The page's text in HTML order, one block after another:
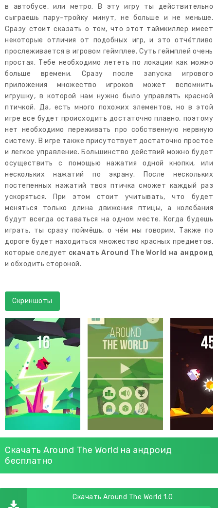
в автобусе, или метро. В эту игру ты действительно
сыграешь пару-тройку минут, не больше и не меньше.
Сразу стоит сказать о том, что этот таймкиллер имеет
некоторые отличия от подобных игр, и это отчётливо
прослеживается в игровом геймплее. Суть геймплей очень
простая. Тебе необходимо лететь по локации как можно
больше времени. Сразу после запуска игрового
приложения множество игроков может вспомнить
игрушку, в которой нам нужно было управлять красной
птичкой. Да, есть много похожих элементов, но в этой
игре все будет происходить достаточно плавно, поэтому
нет необходимо переживать про собственную нервную
систему. В игре также присутствует достаточно простое
и легкое управление. Большинство действий можно будет
осуществить с помощью нажатия одной кнопки, или
нескольких нажатий по экрану. После нескольких
постепенных нажатий твоя птичка сможет каждый раз
ускоряться. При этом стоит учитывать, что будет
меняться только длина движения птицы, а колебания
будут всегда оставаться на одном месте. Когда будешь
играть, ты сразу поймёшь, о чём мы говорим. Также по
дороге будет находиться множество красных предметов,
которые следует скачать Around The World на андроид
и обходить стороной.
Скриншоты
Скачать Around The World на андроид
бесплатно
Скачать Around The World 1.0